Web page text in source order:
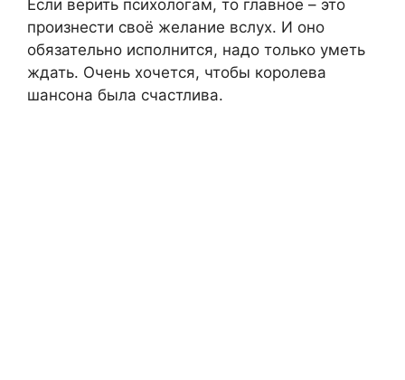
Если верить психологам, то главное – это
произнести своё желание вслух. И оно
обязательно исполнится, надо только уметь
ждать. Очень хочется, чтобы королева
шансона была счастлива.